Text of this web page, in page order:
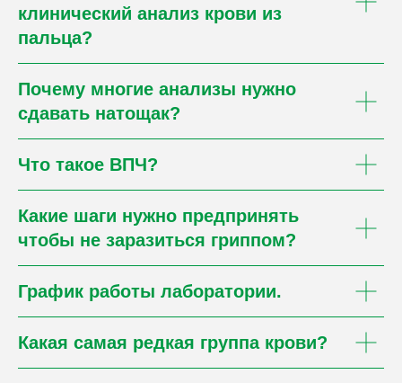
клинический анализ крови из
пальца?
Почему многие анализы нужно
сдавать натощак?
Что такое ВПЧ?
Какие шаги нужно предпринять
чтобы не заразиться гриппом?
График работы лаборатории.
Какая самая редкая группа крови?